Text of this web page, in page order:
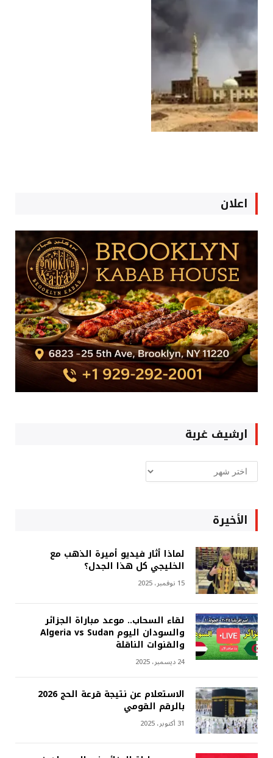
اعلان
ارشيف غربة
ارشيف
غربة
الأخيرة
لماذا أثار فيديو أميرة الذهب مع
الخليجي كل هذا الجدل؟
15 نوفمبر، 2025
لقاء السحاب.. موعد مباراة الجزائر
والسودان اليوم Algeria vs Sudan
والقنوات الناقلة
24 ديسمبر، 2025
الاستعلام عن نتيجة قرعة الحج 2026
بالرقم القومي
31 أكتوبر، 2025